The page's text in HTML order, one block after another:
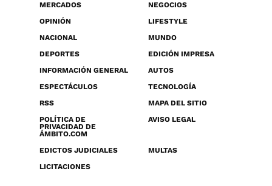
MERCADOS
NEGOCIOS
OPINIÓN
LIFESTYLE
NACIONAL
MUNDO
DEPORTES
EDICIÓN IMPRESA
INFORMACIÓN GENERAL
AUTOS
ESPECTÁCULOS
TECNOLOGÍA
RSS
MAPA DEL SITIO
POLÍTICA DE
PRIVACIDAD DE
ÁMBITO.COM
AVISO LEGAL
EDICTOS JUDICIALES
MULTAS
LICITACIONES